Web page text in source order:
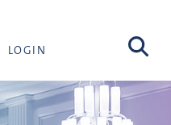
LOGIN search